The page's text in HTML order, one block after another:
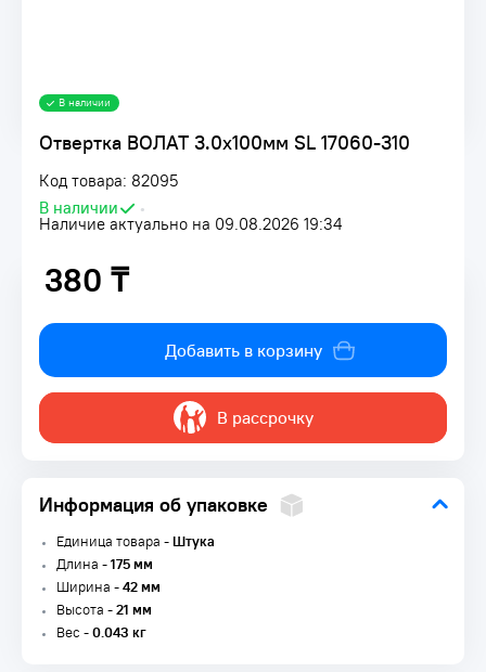
Отвертка ВОЛАТ 3.0х100мм SL 17060-310
Код товара: 82095
В наличии
•
Наличие актуально на 09.08.2026 19:34
В наличии
380 ₸
380 ₸
Добавить в корзину
В рассрочку
Информация об упаковке
Единица товара -Штука
Длина -175 мм
Ширина -42 мм
Высота -21 мм
Вес -0.043 кг